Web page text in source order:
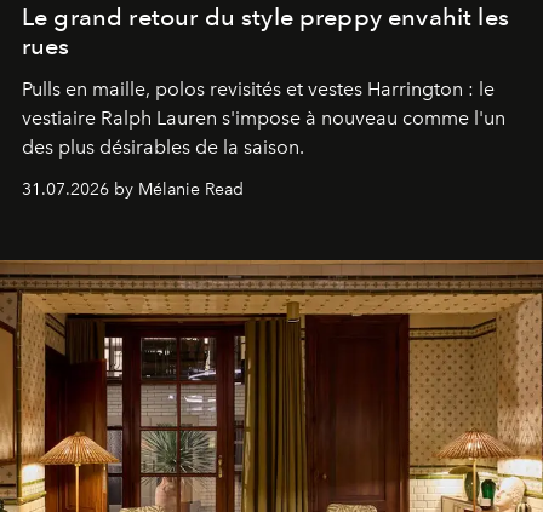
Le grand retour du style preppy envahit les
rues
Pulls en maille, polos revisités et vestes Harrington : le
vestiaire Ralph Lauren s'impose à nouveau comme l'un
des plus désirables de la saison.
31.07.2026 by Mélanie Read